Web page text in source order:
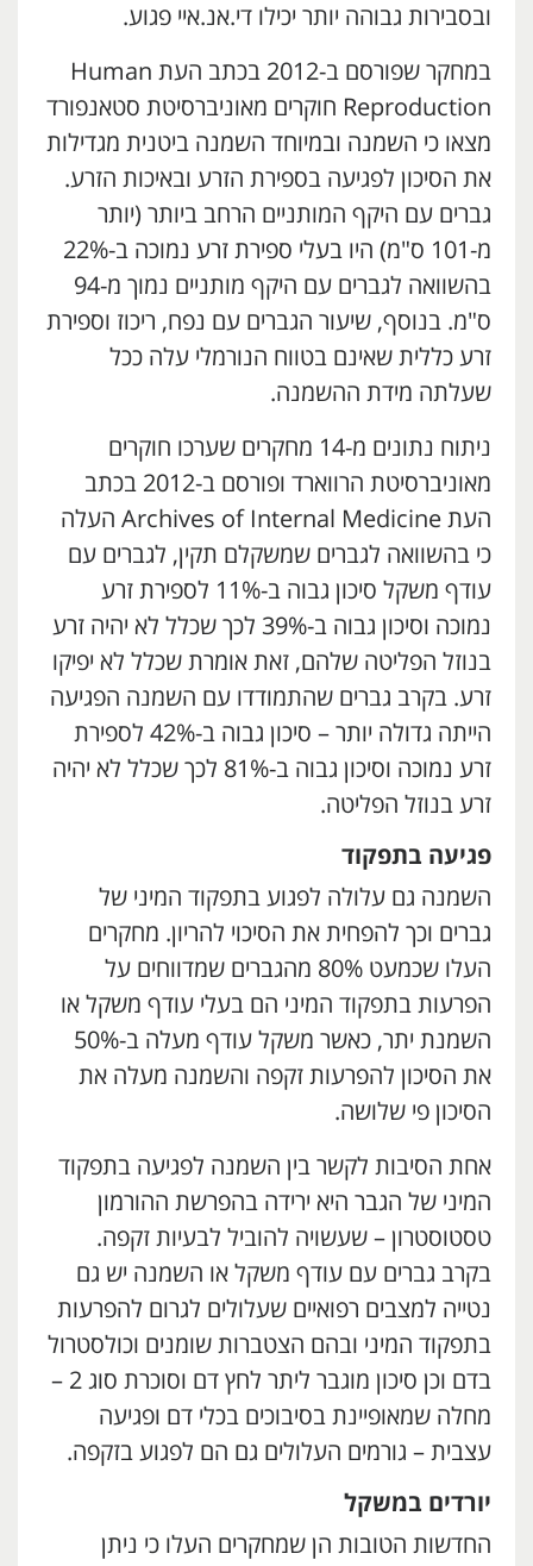
ובסבירות גבוהה יותר יכילו די.אנ.איי פגוע.
במחקר שפורסם ב-2012 בכתב העת Human
Reproduction חוקרים מאוניברסיטת סטאנפורד
מצאו כי השמנה ובמיוחד השמנה ביטנית מגדילות
את הסיכון לפגיעה בספירת הזרע ובאיכות הזרע.
גברים עם היקף המותניים הרחב ביותר (יותר
מ-101 ס"מ) היו בעלי ספירת זרע נמוכה ב-22%
בהשוואה לגברים עם היקף מותניים נמוך מ-94
ס"מ. בנוסף, שיעור הגברים עם נפח, ריכוז וספירת
זרע כללית שאינם בטווח הנורמלי עלה ככל
שעלתה מידת ההשמנה.
ניתוח נתונים מ-14 מחקרים שערכו חוקרים
מאוניברסיטת הרווארד ופורסם ב-2012 בכתב
העת Archives of Internal Medicine העלה
כי בהשוואה לגברים שמשקלם תקין, לגברים עם
עודף משקל סיכון גבוה ב-11% לספירת זרע
נמוכה וסיכון גבוה ב-39% לכך שכלל לא יהיה זרע
בנוזל הפליטה שלהם, זאת אומרת שכלל לא יפיקו
זרע. בקרב גברים שהתמודדו עם השמנה הפגיעה
הייתה גדולה יותר – סיכון גבוה ב-42% לספירת
זרע נמוכה וסיכון גבוה ב-81% לכך שכלל לא יהיה
זרע בנוזל הפליטה.
פגיעה בתפקוד
השמנה גם עלולה לפגוע בתפקוד המיני של
גברים וכך להפחית את הסיכוי להריון. מחקרים
העלו שכמעט 80% מהגברים שמדווחים על
הפרעות בתפקוד המיני הם בעלי עודף משקל או
השמנת יתר, כאשר משקל עודף מעלה ב-50%
את הסיכון להפרעות זקפה והשמנה מעלה את
הסיכון פי שלושה.
אחת הסיבות לקשר בין השמנה לפגיעה בתפקוד
המיני של הגבר היא ירידה בהפרשת ההורמון
טסטוסטרון – שעשויה להוביל לבעיות זקפה.
בקרב גברים עם עודף משקל או השמנה יש גם
נטייה למצבים רפואיים שעלולים לגרום להפרעות
בתפקוד המיני ובהם הצטברות שומנים וכולסטרול
בדם וכן סיכון מוגבר ליתר לחץ דם וסוכרת סוג 2 –
מחלה שמאופיינת בסיבוכים בכלי דם ופגיעה
עצבית – גורמים העלולים גם הם לפגוע בזקפה.
יורדים במשקל
החדשות הטובות הן שמחקרים העלו כי ניתן